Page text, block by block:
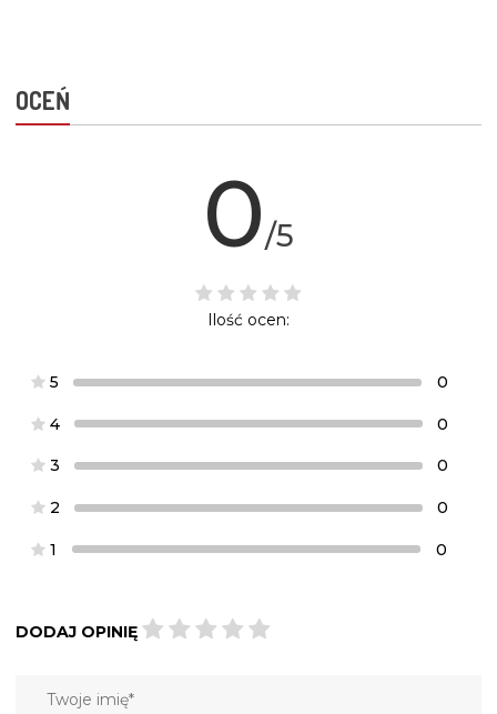
OCEŃ
0/5
Ilość ocen:
5 0
4 0
3 0
2 0
1 0
DODAJ OPINIĘ